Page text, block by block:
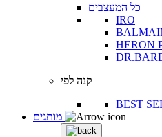
כל המעצבים
IRO
HERON
קנה לפי
BEST